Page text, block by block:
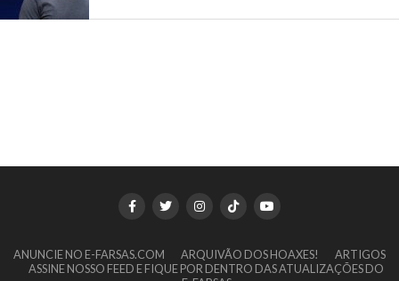
ANUNCIE NO E-FARSAS.COM ARQUIVÃO DOS HOAXES!
ARTIGOS
ASSINE NOSSO FEED E FIQUE POR DENTRO DAS ATUALIZAÇÕES DO